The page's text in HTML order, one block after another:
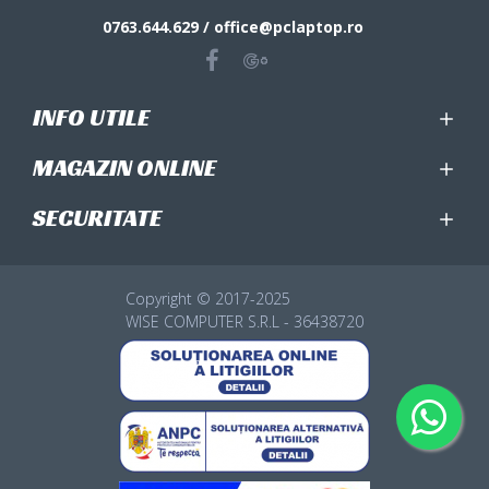
0763.644.629 / office@pclaptop.ro
INFO UTILE
MAGAZIN ONLINE
SECURITATE
Copyright © 2017-2025
WISE COMPUTER S.R.L - 36438720